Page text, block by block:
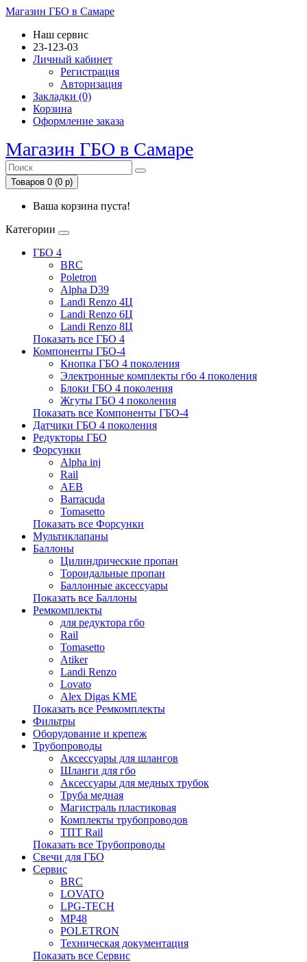
Магазин ГБО в Самаре
Наш сервис
23-123-03
Личный кабинет
Регистрация
Авторизация
Закладки (0)
Корзина
Оформление заказа
Магазин ГБО в Самаре
Товаров 0 (0 р)
Ваша корзина пуста!
Категории
ГБО 4
BRC
Poletron
Alpha D39
Landi Renzo 4Ц
Landi Renzo 6Ц
Landi Renzo 8Ц
Показать все ГБО 4
Компоненты ГБО-4
Кнопка ГБО 4 поколения
Электронные комплекты гбо 4 поколения
Блоки ГБО 4 поколения
Жгуты ГБО 4 поколения
Показать все Компоненты ГБО-4
Датчики ГБО 4 поколения
Редукторы ГБО
Форсунки
Alpha inj
Rail
AEB
Barracuda
Tomasetto
Показать все Форсунки
Мультиклапаны
Баллоны
Цилиндрические пропан
Тороидальные пропан
Баллонные аксессуары
Показать все Баллоны
Ремкомплекты
для редуктора гбо
Rail
Tomasetto
Atiker
Landi Renzo
Lovato
Alex Digas KME
Показать все Ремкомплекты
Фильтры
Оборудование и крепеж
Трубопроводы
Аксессуары для шлангов
Шланги для гбо
Аксессуары для медных трубок
Труба медная
Магистраль пластиковая
Комплекты трубопроводов
ТПТ Rail
Показать все Трубопроводы
Свечи для ГБО
Сервис
BRC
LOVATO
LPG-TECH
MP48
POLETRON
Техническая документация
Показать все Сервис